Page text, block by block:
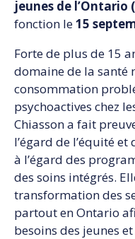
jeunes de l’Ontario
fonction le15
Forte de plus de 15
domaine de la santé
consommation
psychoactives chez
Chiasson a fait
l’égard de l’équité
à l’égard des
des soins intégrés.
transformation des
partout en Ontario
besoins des jeunes